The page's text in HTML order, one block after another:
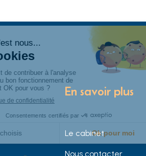
En savoir plus
Le cabinet
Nous contacter